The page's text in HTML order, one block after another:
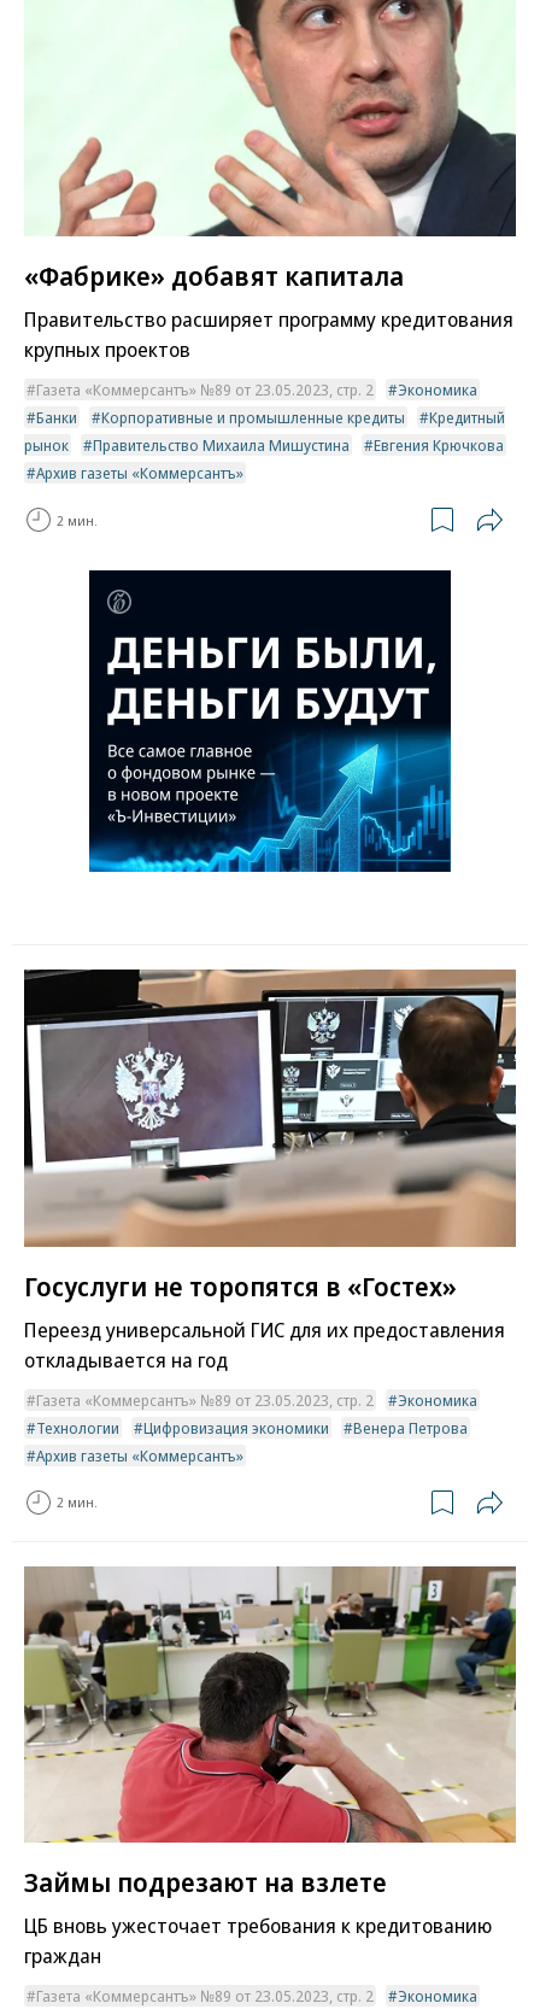
«Фабрике» добавят капитала
Правительство расширяет программу кредитования
крупных проектов
Газета «Коммерсантъ» №89 от 23.05.2023, стр. 2
Экономика
Банки
Корпоративные и промышленные кредиты
Кредитный
рынок
Правительство Михаила Мишустина
Евгения Крючкова
Архив газеты «Коммерсантъ»
2 мин.
Госуслуги не торопятся в «Гостех»
Переезд универсальной ГИС для их предоставления
откладывается на год
Газета «Коммерсантъ» №89 от 23.05.2023, стр. 2
Экономика
Технологии
Цифровизация экономики
Венера Петрова
Архив газеты «Коммерсантъ»
2 мин.
Займы подрезают на взлете
ЦБ вновь ужесточает требования к кредитованию
граждан
Газета «Коммерсантъ» №89 от 23.05.2023, стр. 2
Экономика